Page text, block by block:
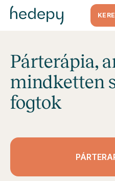
Párterápia,
mindketten
fogtok